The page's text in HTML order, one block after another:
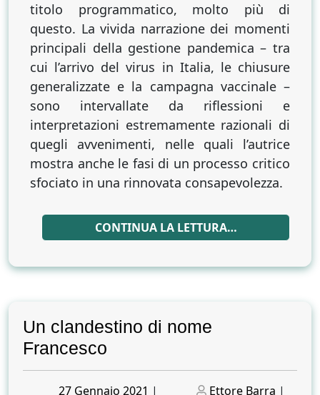
titolo programmatico, molto più di
questo. La vivida narrazione dei momenti
principali della gestione pandemica – tra
cui l’arrivo del virus in Italia, le chiusure
generalizzate e la campagna vaccinale –
sono intervallate da riflessioni e
interpretazioni estremamente razionali di
quegli avvenimenti, nelle quali l’autrice
mostra anche le fasi di un processo critico
sfociato in una rinnovata consapevolezza.
CONTINUA LA LETTURA…
Un clandestino di nome
Francesco
Posted
27 Gennaio 2021 | Posted
Ettore Barra |